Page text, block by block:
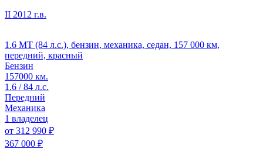
II 2012 г.в.
1.6 MT (84 л.с.), бензин, механика, седан, 157 000 км,
передний, красный
Бензин
157000 км.
1.6 / 84 л.с.
Передний
Механика
1 владелец
от 312 990 ₽
367 000 ₽